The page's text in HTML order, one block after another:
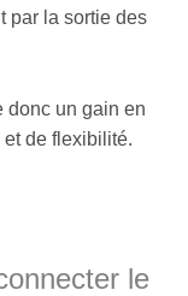
par la sortie des
donc un gain en
et de flexibilité.
le